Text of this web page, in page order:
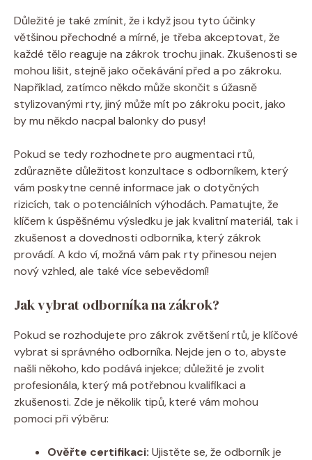
Důležité je také zmínit, že i když jsou tyto účinky
většinou přechodné a mírné, je třeba akceptovat, že
každé tělo reaguje na zákrok trochu jinak. Zkušenosti se
mohou lišit, stejně jako očekávání před a po zákroku.
Například, zatímco někdo může skončit s úžasně
stylizovanými rty, jiný může mít po zákroku pocit, jako
by mu někdo nacpal balonky do pusy!
Pokud se tedy rozhodnete pro augmentaci rtů,
zdůrazněte důležitost konzultace s odborníkem, který
vám poskytne cenné informace jak o dotyčných
rizicích, tak o potenciálních výhodách. Pamatujte, že
klíčem k úspěšnému výsledku je jak kvalitní materiál, tak i
zkušenost a dovednosti odborníka, který zákrok
provádí. A kdo ví, možná vám pak rty přinesou nejen
nový vzhled, ale také více sebevědomí!
Jak vybrat odborníka na zákrok?
Pokud se rozhodujete pro zákrok zvětšení rtů, je klíčové
vybrat si správného odborníka. Nejde jen o to, abyste
našli někoho, kdo podává injekce; důležité je zvolit
profesionála, který má potřebnou kvalifikaci a
zkušenosti. Zde je několik tipů, které vám mohou
pomoci při výběru:
Ověřte certifikaci: Ujistěte se, že odborník je